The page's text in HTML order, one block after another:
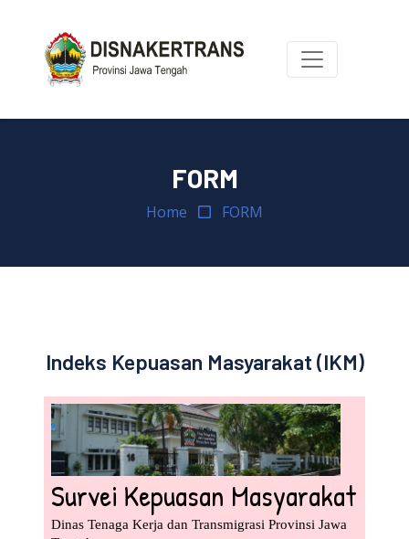
FORM
Home FORM
Indeks Kepuasan Masyarakat (IKM)